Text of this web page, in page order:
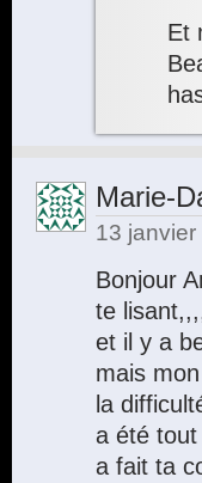
Et
Marie-
13
Bonjour
te
et il y a
mais
la
a été
a fait ta